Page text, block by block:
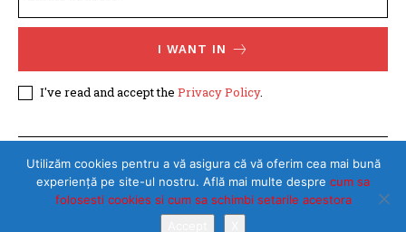
SUBSCRIBE
I've read and accept thePrivacy Policy.
Utilizăm cookies pentru a vă asigura că vă oferim cea mai bună
experiență pe site-ul nostru. Află mai multe despre cum sa
folosesti cookies si cum sa schimbi setarile acestora